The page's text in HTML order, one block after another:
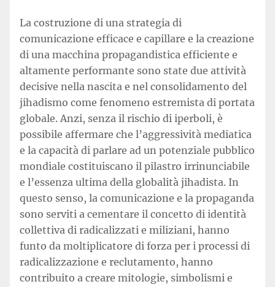
La costruzione di una strategia di
comunicazione efficace e capillare e la creazione
di una macchina propagandistica efficiente e
altamente performante sono state due attività
decisive nella nascita e nel consolidamento del
jihadismo come fenomeno estremista di portata
globale. Anzi, senza il rischio di iperboli, è
possibile affermare che l’aggressività mediatica
e la capacità di parlare ad un potenziale pubblico
mondiale costituiscano il pilastro irrinunciabile
e l’essenza ultima della globalità jihadista. In
questo senso, la comunicazione e la propaganda
sono serviti a cementare il concetto di identità
collettiva di radicalizzati e miliziani, hanno
funto da moltiplicatore di forza per i processi di
radicalizzazione e reclutamento, hanno
contribuito a creare mitologie, simbolismi e